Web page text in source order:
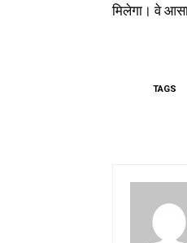
मिलेगा। वे
TAGS